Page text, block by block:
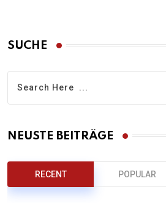
SUCHE
NEUSTE BEITRÄGE
RECENT POPULAR